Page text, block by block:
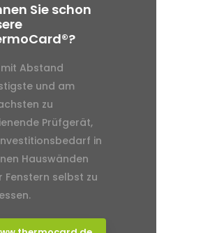
Sie schon
Abstand
und am
zu
Prüfgerät,
in
Hauswänden
Fenstern selbst zu